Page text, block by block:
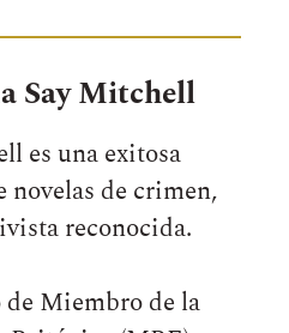
Say Mitchell
es una exitosa
de crimen,
reconocida.
Miembro de la